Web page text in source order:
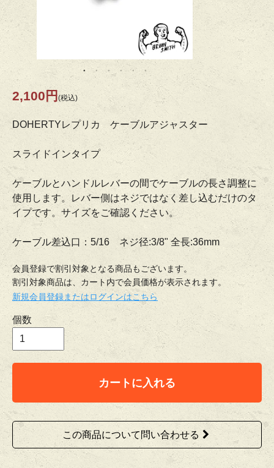
2,100円 (税込)
DOHERTYレプリカ ケーブルアジャスター
スライドインタイプ
ケーブルとハンドルレバーの間でケーブルの長さ調整に
使用します。レバー側はネジではなく差し込むだけのタ
イプです。サイズをご確認ください。
ケーブル差込口：5/16 ネジ径:3/8" 全長:36mm
会員登録で割引対象となる商品もございます。
割引対象商品は、カート内で会員価格が表示されます。
新規会員登録またはログインはこちら
個数
カートに入れる
この商品について問い合わせる